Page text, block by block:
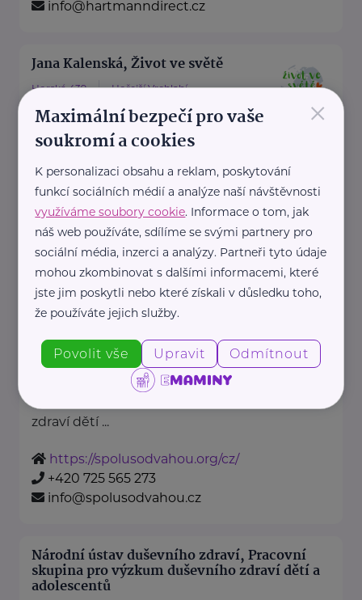
info@hartmanndirect.cz
Jana Kalenská, Život ve světě
Horská 439 Hořejší Vrchlabí
“S angličtinou životem bez limitů”
Jmenuji se Jana a jsem celým
svým srdcem máma dvou ...
https://www.zivotvesvete.cz/
+420 605 249 850
jana@zivotvesvete.cz
Nadační fond Spolu s odvahou
Nadační fond Spolu s odvahou
je nezisková organizace, jejímž
zdraví dětí ...
https://spolusodvahou.org/cz/
+420 725 565 273
info@spolusodvahou.cz
Národní ústav duševního zdraví, Pracovní
skupina pro výzkum duševního zdraví dětí a
adolescentů
×
Maximální bezpečí pro vaše
soukromí a cookies
K personalizaci obsahu a reklam, poskytování
funkcí sociálních médií a analýze naší návštěvnosti
využíváme soubory cookie. Informace o tom, jak
náš web používáte, sdílíme se svými partnery pro
sociální média, inzerci a analýzy. Partneři tyto údaje
mohou zkombinovat s dalšími informacemi, které
jste jim poskytli nebo které získali v důsledku toho,
že používáte jejich služby.
Povolit vše Upravit Odmítnout